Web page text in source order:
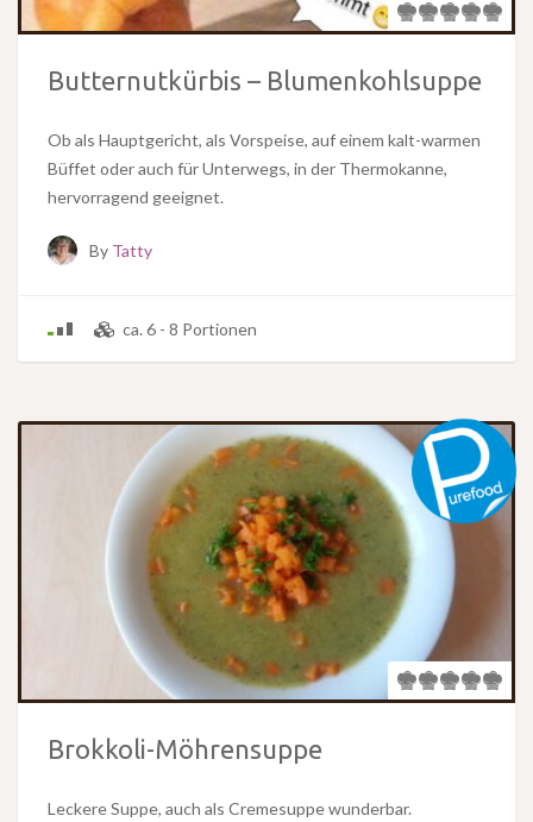
Butternutkürbis – Blumenkohlsuppe
Ob als Hauptgericht, als Vorspeise, auf einem kalt-warmen
Büffet oder auch für Unterwegs, in der Thermokanne,
hervorragend geeignet.
By Tatty
ca. 6 - 8 Portionen
Brokkoli-Möhrensuppe
Leckere Suppe, auch als Cremesuppe wunderbar.